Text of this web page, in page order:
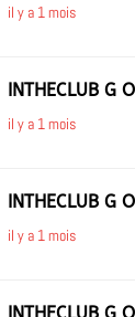
il y a 1 mois
INTHECLUB G
il y a 1 mois
INTHECLUB G
il y a 1 mois
INTHECLUB G